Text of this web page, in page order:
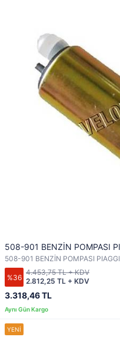
508-901 BENZİN POMPASI
508-901 BENZİN POMPASI
%36
3.318,46 TL
2.812,25 TL + KDV
4.453,75 TL + KDV